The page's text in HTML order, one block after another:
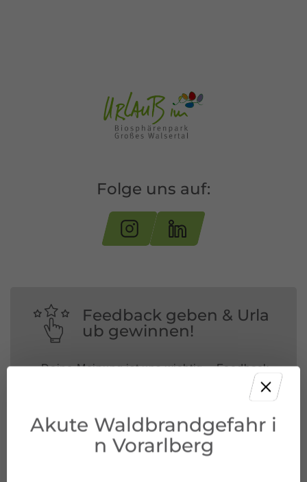
Folge uns auf:
Feedback geben & Urla
ub gewinnen!
Deine Meinung ist uns wichtig – Feedback
geben und mit etwas Glück unvergessliche
Urlaubserlebnisse in Österreich gewinnen.
JETZT MITMACHEN!
Akute Waldbrandgefahr i
n Vorarlberg